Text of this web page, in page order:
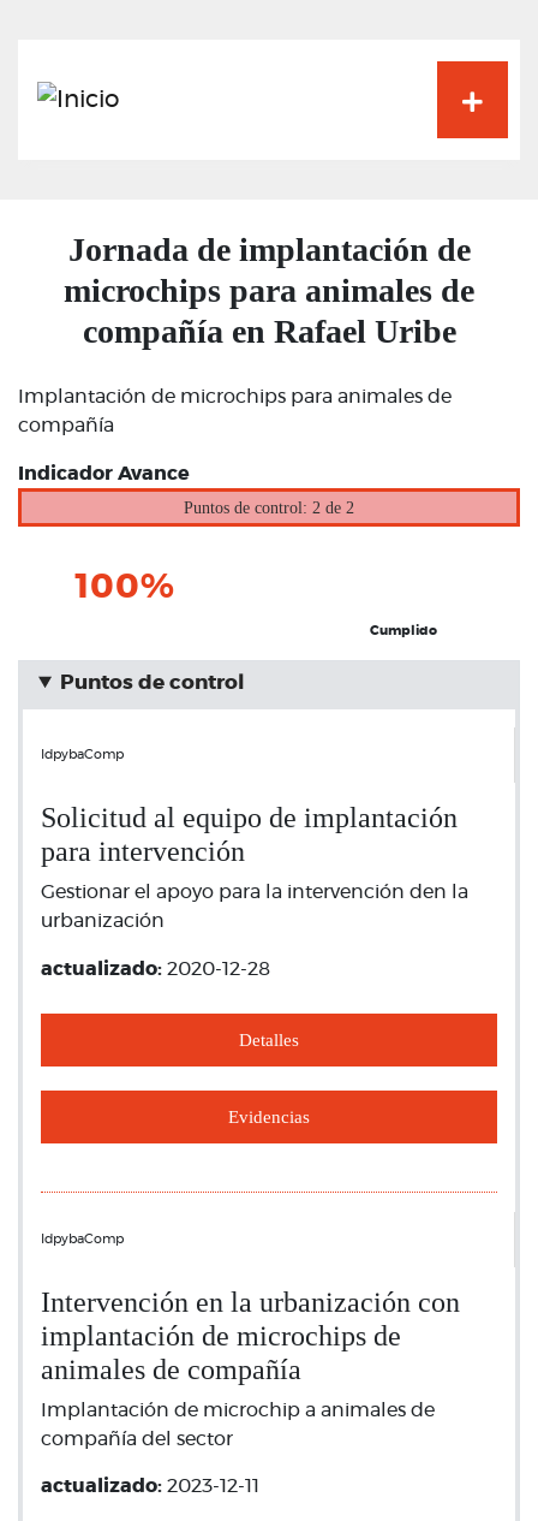
Jornada de implantación de
microchips para animales de
compañía en Rafael Uribe
Implantación de microchips para animales de
compañía
Indicador Avance
Puntos de control: 2 de 2
100%
Cumplido
Puntos de control
IdpybaComp
Solicitud al equipo de implantación
para intervención
Gestionar el apoyo para la intervención den la
urbanización
actualizado: 2020-12-28
Detalles
Evidencias
IdpybaComp
Intervención en la urbanización con
implantación de microchips de
animales de compañía
Implantación de microchip a animales de
compañía del sector
actualizado: 2023-12-11